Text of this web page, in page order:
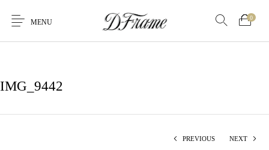
MENU
0
IMG_9442
PREVIOUS NEXT